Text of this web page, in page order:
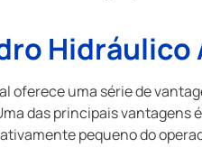
Hidráulico
uma série de
das principais vantagens
pequeno do